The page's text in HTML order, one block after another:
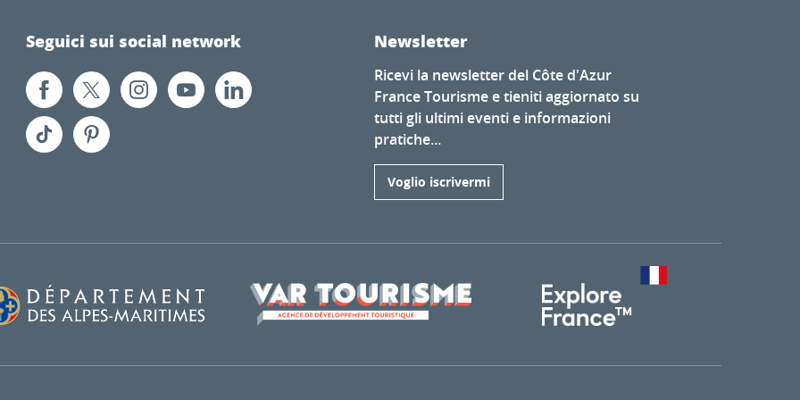
Seguici sui social network Newsletter
Ricevi la newsletter del Côte d'Azur
France Tourisme e tieniti aggiornato su
tutti gli ultimi eventi e informazioni
pratiche...
Voglio iscrivermi